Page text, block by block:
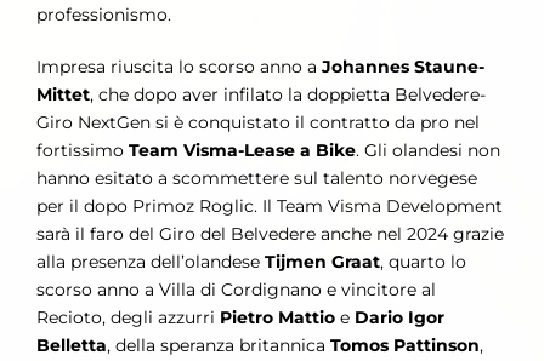
professionismo.
Impresa riuscita lo scorso anno a Johannes Staune-
Mittet, che dopo aver infilato la doppietta Belvedere-
Giro NextGen si è conquistato il contratto da pro nel
fortissimo Team Visma-Lease a Bike. Gli olandesi non
hanno esitato a scommettere sul talento norvegese
per il dopo Primoz Roglic. Il Team Visma Development
sarà il faro del Giro del Belvedere anche nel 2024 grazie
alla presenza dell’olandese Tijmen Graat, quarto lo
scorso anno a Villa di Cordignano e vincitore al
Recioto, degli azzurri Pietro Mattio e Dario Igor
Belletta, della speranza britannica Tomos Pattinson,